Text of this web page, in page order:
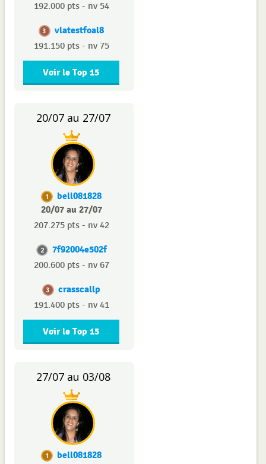
192.000 pts - nv 54
3 vlatestfoal8
191.150 pts - nv 75
Voir le Top 15
20/07 au 27/07
1
bell081828
20/07 au 27/07
207.275 pts - nv 42
2 7f92004e502f
200.600 pts - nv 67
3 crasscallp
191.400 pts - nv 41
Voir le Top 15
27/07 au 03/08
1
bell081828